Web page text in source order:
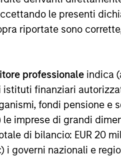
le presenti
riportate sono
professionale indica
finanziari
fondi pensione e
le imprese di grandi
di bilancio: EUR 20
i governi nazionali e
i comparti con track record
Le performance di
rischi, le commissioni e le
i rischi: una variazione
in questo sito possono
i comparti non sono
maggiore è il potenziale di
informazioni chiave
“star rating” viene calcolato